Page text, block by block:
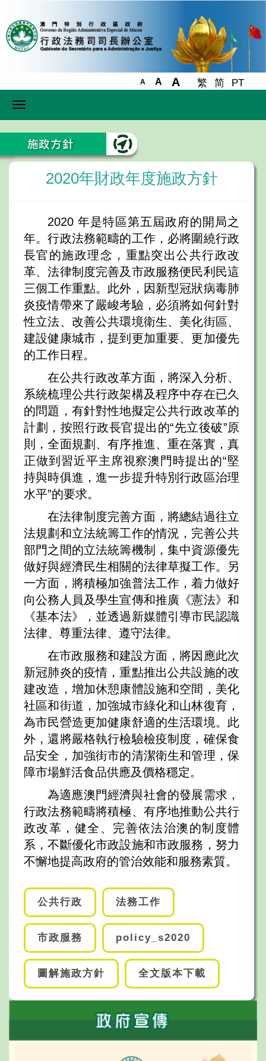
A A A 繁 简 PT
Toggle
2020年財政年度施政方針
2020 年是特區第五屆政府的開局之
年。行政法務範疇的工作，必將圍繞行政
長官的施政理念，重點突出公共行政改
革、法律制度完善及市政服務便民利民這
三個工作重點。此外，因新型冠狀病毒肺
炎疫情帶來了嚴峻考驗，必須將如何針對
性立法、改善公共環境衛生、美化街區、
建設健康城市，提到更加重要、更加優先
的工作日程。
在公共行政改革方面，將深入分析、
系統梳理公共行政架構及程序中存在已久
的問題，有針對性地擬定公共行政改革的
計劃，按照行政長官提出的“先立後破”原
則，全面規劃、有序推進、重在落實，真
正做到習近平主席視察澳門時提出的“堅
持與時俱進，進一步提升特別行政區治理
水平”的要求。
在法律制度完善方面，將總結過往立
法規劃和立法統籌工作的情況，完善公共
部門之間的立法統籌機制，集中資源優先
做好與經濟民生相關的法律草擬工作。另
一方面，將積極加強普法工作，着力做好
向公務人員及學生宣傳和推廣《憲法》和
《基本法》，並透過新媒體引導市民認識
法律、尊重法律、遵守法律。
在市政服務和建設方面，將因應此次
新冠肺炎的疫情，重點推出公共設施的改
建改造，增加休憩康體設施和空間，美化
社區和街道，加強城市綠化和山林復育，
為市民營造更加健康舒適的生活環境。此
外，還將嚴格執行檢驗檢疫制度，確保食
品安全，加強街市的清潔衛生和管理，保
障市場鮮活食品供應及價格穩定。
為適應澳門經濟與社會的發展需求，
行政法務範疇將積極、有序地推動公共行
政改革，健全、完善依法治澳的制度體
系，不斷優化市政設施和市政服務，努力
不懈地提高政府的管治效能和服務素質。
公共行政 法務工作
市政服務 policy_s2020
圖解施政方針 全文版本下載